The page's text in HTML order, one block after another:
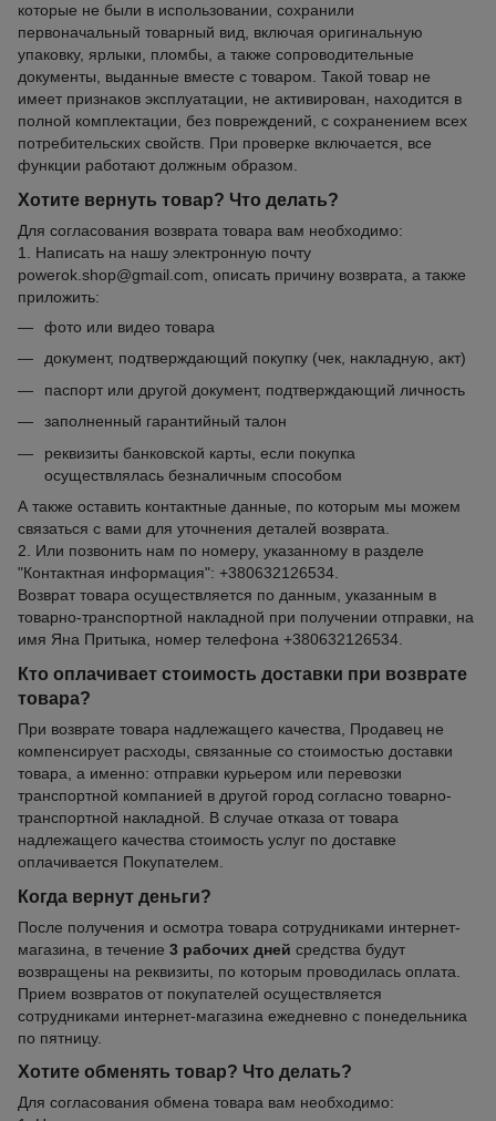
которые не были в использовании, сохранили
первоначальный товарный вид, включая оригинальную
упаковку, ярлыки, пломбы, а также сопроводительные
документы, выданные вместе с товаром. Такой товар не
имеет признаков эксплуатации, не активирован, находится в
полной комплектации, без повреждений, с сохранением всех
потребительских свойств. При проверке включается, все
функции работают должным образом.
Хотите вернуть товар? Что делать?
Для согласования возврата товара вам необходимо:
1. Написать на нашу электронную почту
powerok.shop@gmail.com, описать причину возврата, а также
приложить:
фото или видео товара
документ, подтверждающий покупку (чек, накладную, акт)
паспорт или другой документ, подтверждающий личность
заполненный гарантийный талон
реквизиты банковской карты, если покупка
осуществлялась безналичным способом
А также оставить контактные данные, по которым мы можем
связаться с вами для уточнения деталей возврата.
2. Или позвонить нам по номеру, указанному в разделе
"Контактная информация": +380632126534.
Возврат товара осуществляется по данным, указанным в
товарно-транспортной накладной при получении отправки, на
имя Яна Притыка, номер телефона +380632126534.
Кто оплачивает стоимость доставки при возврате
товара?
При возврате товара надлежащего качества, Продавец не
компенсирует расходы, связанные со стоимостью доставки
товара, а именно: отправки курьером или перевозки
транспортной компанией в другой город согласно товарно-
транспортной накладной. В случае отказа от товара
надлежащего качества стоимость услуг по доставке
оплачивается Покупателем.
Когда вернут деньги?
После получения и осмотра товара сотрудниками интернет-
магазина, в течение 3 рабочих дней средства будут
возвращены на реквизиты, по которым проводилась оплата.
Прием возвратов от покупателей осуществляется
сотрудниками интернет-магазина ежедневно с понедельника
по пятницу.
Хотите обменять товар? Что делать?
Для согласования обмена товара вам необходимо: